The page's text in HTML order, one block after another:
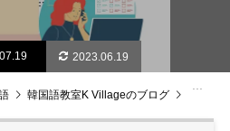
2023.06.19
韓国語教室K Villageのブログ